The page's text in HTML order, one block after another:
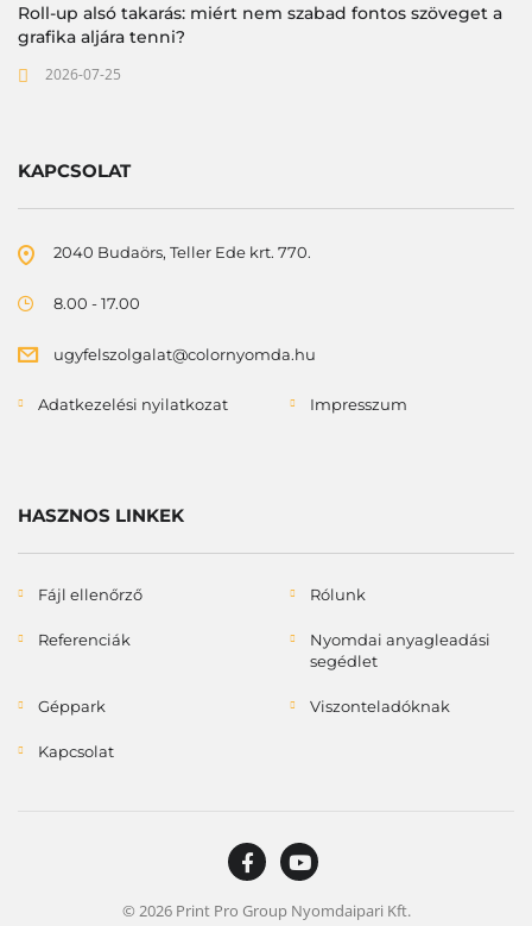
Roll-up alsó takarás: miért nem szabad fontos szöveget a
grafika aljára tenni?
2026-07-25
KAPCSOLAT
2040 Budaörs, Teller Ede krt. 770.
8.00 - 17.00
ugyfelszolgalat@colornyomda.hu
Adatkezelési nyilatkozat Impresszum
HASZNOS LINKEK
Fájl ellenőrző Rólunk
Referenciák
Nyomdai anyagleadási
segédlet
Géppark Viszonteladóknak
Kapcsolat
© 2026 Print Pro Group Nyomdaipari Kft.